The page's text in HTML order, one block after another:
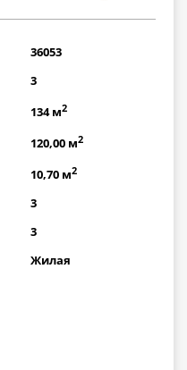
36053
3
134 м2
120,00 м2
10,70 м2
3
3
Жилая